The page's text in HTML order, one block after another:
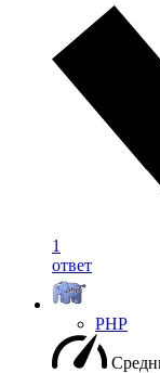
1
ответ
PHP